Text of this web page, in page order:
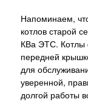
Напоминаем,
котлов старой
КВа ЭТС.
передней
для
уверенной,
долгой работы